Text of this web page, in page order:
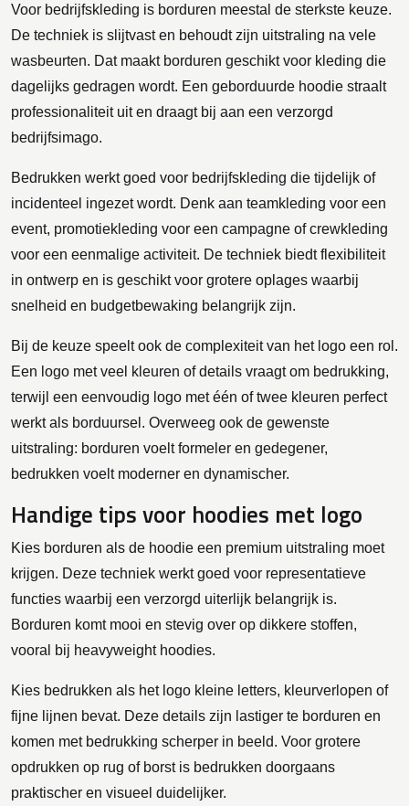
Voor bedrijfskleding is borduren meestal de sterkste keuze.
De techniek is slijtvast en behoudt zijn uitstraling na vele
wasbeurten. Dat maakt borduren geschikt voor kleding die
dagelijks gedragen wordt. Een geborduurde hoodie straalt
professionaliteit uit en draagt bij aan een verzorgd
bedrijfsimago.
Bedrukken werkt goed voor bedrijfskleding die tijdelijk of
incidenteel ingezet wordt. Denk aan teamkleding voor een
event, promotiekleding voor een campagne of crewkleding
voor een eenmalige activiteit. De techniek biedt flexibiliteit
in ontwerp en is geschikt voor grotere oplages waarbij
snelheid en budgetbewaking belangrijk zijn.
Bij de keuze speelt ook de complexiteit van het logo een rol.
Een logo met veel kleuren of details vraagt om bedrukking,
terwijl een eenvoudig logo met één of twee kleuren perfect
werkt als borduursel. Overweeg ook de gewenste
uitstraling: borduren voelt formeler en gedegener,
bedrukken voelt moderner en dynamischer.
Handige tips voor hoodies met logo
Kies borduren als de hoodie een premium uitstraling moet
krijgen. Deze techniek werkt goed voor representatieve
functies waarbij een verzorgd uiterlijk belangrijk is.
Borduren komt mooi en stevig over op dikkere stoffen,
vooral bij heavyweight hoodies.
Kies bedrukken als het logo kleine letters, kleurverlopen of
fijne lijnen bevat. Deze details zijn lastiger te borduren en
komen met bedrukking scherper in beeld. Voor grotere
opdrukken op rug of borst is bedrukken doorgaans
praktischer en visueel duidelijker.